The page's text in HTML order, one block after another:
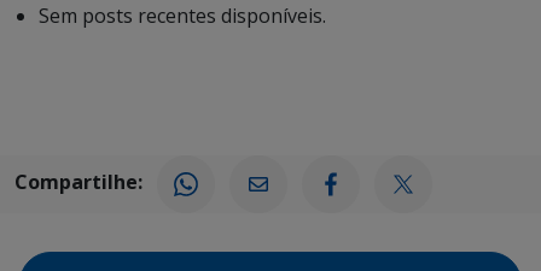
Sem posts recentes disponíveis.
Compartilhe: